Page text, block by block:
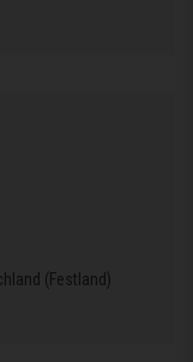
(Festland)